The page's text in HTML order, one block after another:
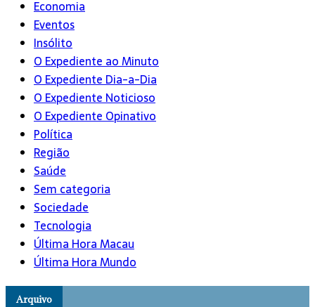
Economia
Eventos
Insólito
O Expediente ao Minuto
O Expediente Dia-a-Dia
O Expediente Noticioso
O Expediente Opinativo
Política
Região
Saúde
Sem categoria
Sociedade
Tecnologia
Última Hora Macau
Última Hora Mundo
Arquivo